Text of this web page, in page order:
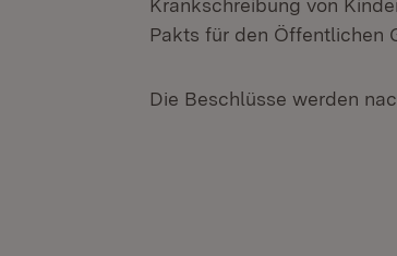
Krankschreibung von
Pakts für den Öffentlichen
Die Beschlüsse werden